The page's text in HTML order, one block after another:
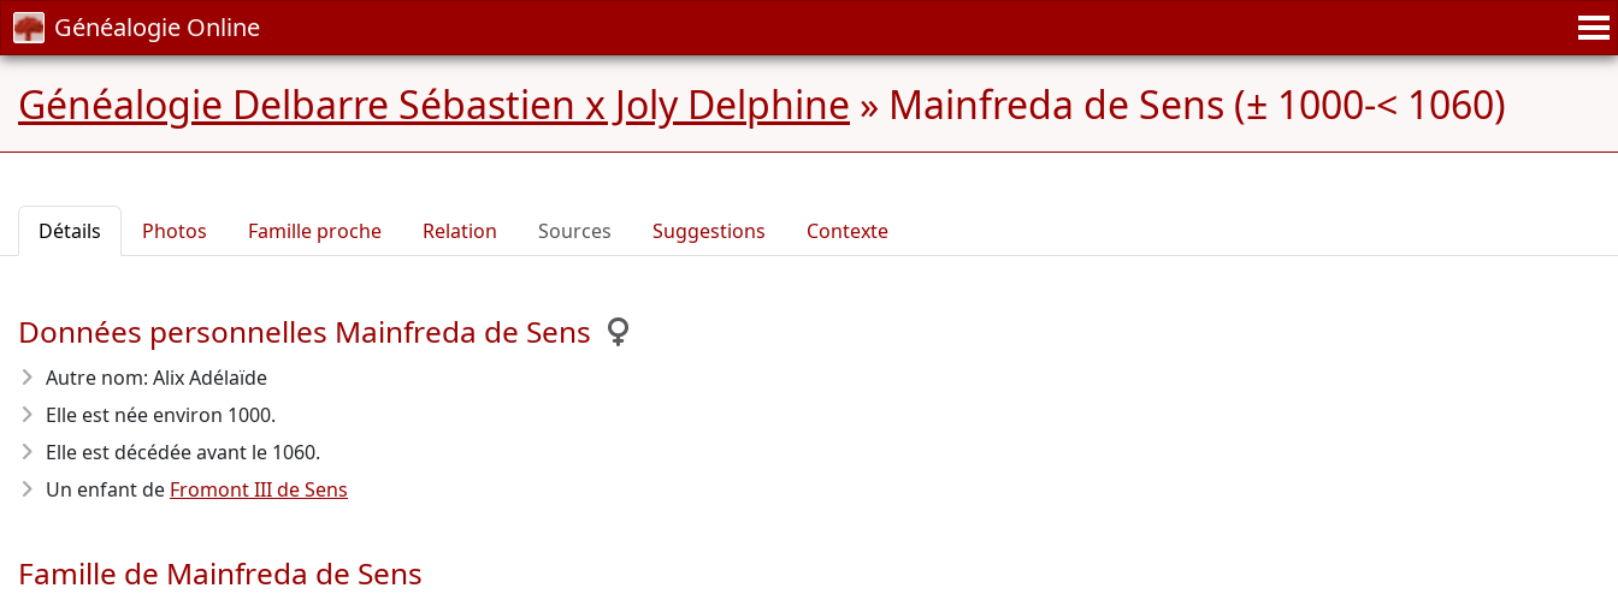
Généalogie Online
Généalogie Delbarre Sébastien x Joly Delphine » Mainfreda de Sens (± 1000-< 1060)
Détails Photos Famille proche Relation Sources Suggestions Contexte
Données personnelles Mainfreda de Sens
Autre nom: Alix Adélaïde
Elle est née environ 1000.
Elle est décédée avant le 1060.
Un enfant de Fromont III de Sens
Famille de Mainfreda de Sens